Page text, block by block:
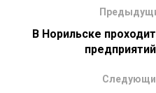
В Норильске